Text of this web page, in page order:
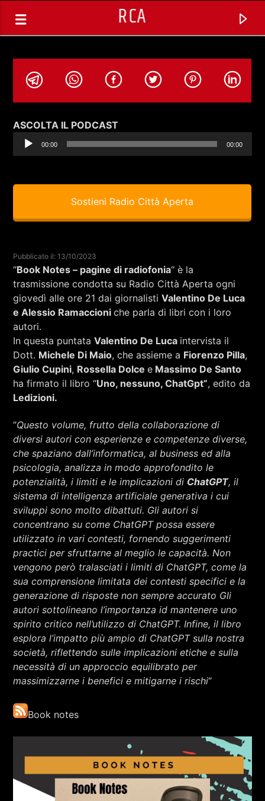
RCA
SPAZIO GESTITO DALLE COMUNITA'
STRANIERE
RCA - Radio città aperta
+393401974468
Sostieni Radio Città Aperta
ASCOLTA IL PODCAST
Player
00:00 00:00
Sostieni Radio Città Aperta
Pubblicato il: 13/10/2023
“Book Notes – pagine di radiofonia“ è la
trasmissione condotta su Radio Città Aperta ogni
giovedì alle ore 21 dai giornalistiValentino De Luca
e Alessio Ramaccioniche parla di libri con i loro
autori.
In questa puntataValentino De Luca intervista il
Dott. Michele Di Maio, che assieme a Fiorenzo Pilla,
Giulio Cupini, Rossella Dolcee Massimo De Santo
ha firmato il libro “Uno, nessuno, ChatGpt”, edito da
Ledizioni.
“Questo volume, frutto della collaborazione di
diversi autori con esperienze e competenze diverse,
che spaziano dall’informatica, al business ed alla
psicologia, analizza in modo approfondito le
potenzialità, i limiti e le implicazioni di ChatGPT, il
sistema di intelligenza artificiale generativa i cui
sviluppi sono molto dibattuti. Gli autori si
concentrano su come ChatGPT possa essere
utilizzato in vari contesti, fornendo suggerimenti
practici per sfruttarne al meglio le capacità. Non
vengono però tralasciati i limiti di ChatGPT, come la
sua comprensione limitata dei contesti specifici e la
generazione di risposte non sempre accurato Gli
autori sottolineano l’importanza id mantenere uno
spirito critico nell’utilizzo di ChatGPT. Infine, il libro
esplora l’impatto più ampio di ChatGPT sulla nostra
società, riflettendo sulle implicazioni etiche e sulla
necessità di un approccio equilibrato per
massimizzarne i benefici e mitigarne i rischi“
Book notes